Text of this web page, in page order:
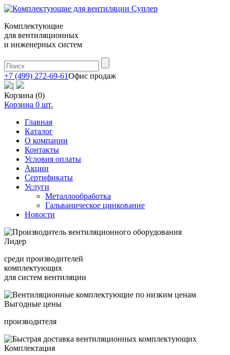
Комплектующие
для вентиляционных
и инженерных систем
+7 (499) 272-69-61Офис продаж
|
Корзина (0)
Корзина 0 шт.
Главная
Каталог
О компании
Контакты
Условия оплаты
Акции
Сертификаты
Услуги
Металлообработка
Гальваническое цинкование
Новости
Лидер
среди производителей
комплектующих
для систем вентиляции
Выгодные цены
производителя
Комплектация